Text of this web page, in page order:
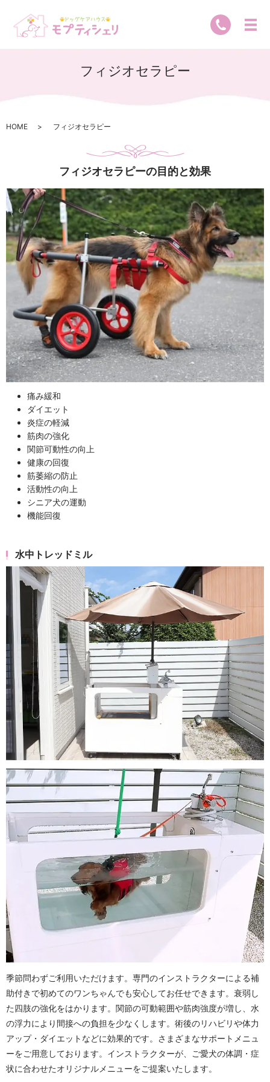
フィジオセラピー
HOME フィジオセラピー
フィジオセラピーの目的と効果
痛み緩和
ダイエット
炎症の軽減
筋肉の強化
関節可動性の向上
健康の回復
筋萎縮の防止
活動性の向上
シニア犬の運動
機能回復
水中トレッドミル
季節問わずご利用いただけます。専門のインストラクターによる補
助付きで初めてのワンちゃんでも安心してお任せできます。衰弱し
た四肢の強化をはかります。関節の可動範囲や筋肉強度が増し、水
の浮力により間接への負担を少なくします。術後のリハビリや体力
アップ・ダイエットなどに効果的です。さまざまなサポートメニュ
ーをご用意しております。インストラクターが、ご愛犬の体調・症
状に合わせたオリジナルメニューをご提案いたします。